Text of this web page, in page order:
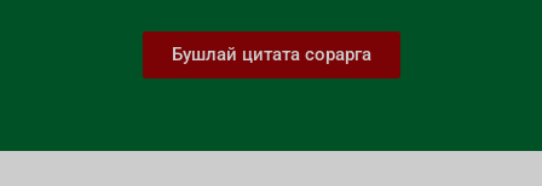
Бушлай цитата сорарга